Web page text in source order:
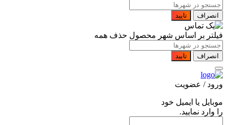
انصراف تایید
فیلتر بر اساس شهر محصول حذف همه
انصراف تایید
ورود / عضویت
موبایل یا ایمیل خود
را وارد نمایید.